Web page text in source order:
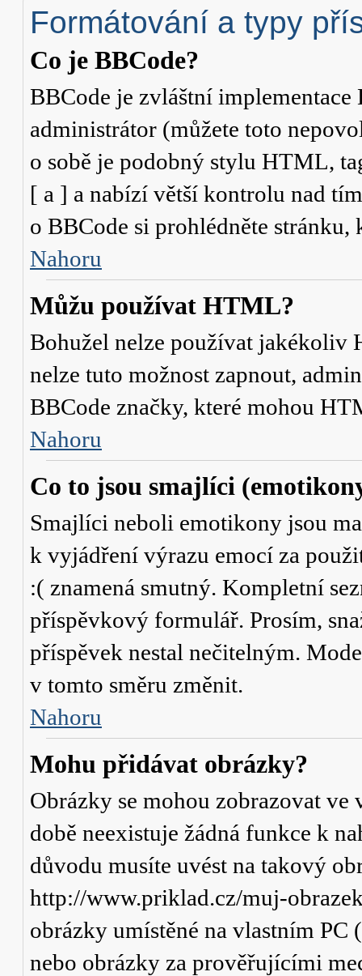
Formátování a typy
Co je BBCode?
BBCode je zvláštní
administrátor (můžete toto
o sobě je podobný stylu HTML,
[ a ] a nabízí větší kontrolu nad
o BBCode si prohlédněte
Nahoru
Můžu používat HTML?
Bohužel nelze používat jakékoliv
nelze tuto možnost zapnout,
BBCode značky, které mohou
Nahoru
Co to jsou smajlíci
Smajlíci neboli emotikony jsou
k vyjádření výrazu emocí za
:( znamená smutný. Kompletní
příspěvkový formulář. Prosím,
příspěvek nestal nečitelným.
v tomto směru změnit.
Nahoru
Mohu přidávat obrázky?
Obrázky se mohou zobrazovat
době neexistuje žádná funkce k
důvodu musíte uvést na takový
http://www.priklad.cz/muj-
obrázky umístěné na vlastním PC
nebo obrázky za prověřujícími